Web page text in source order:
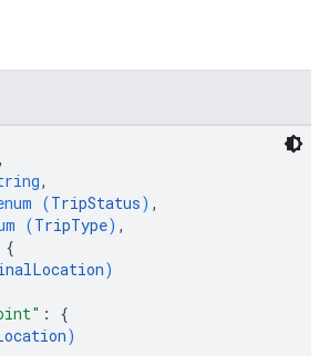
,
,
(TripStatus) ,
(TripType) ,
{
)
: {
)